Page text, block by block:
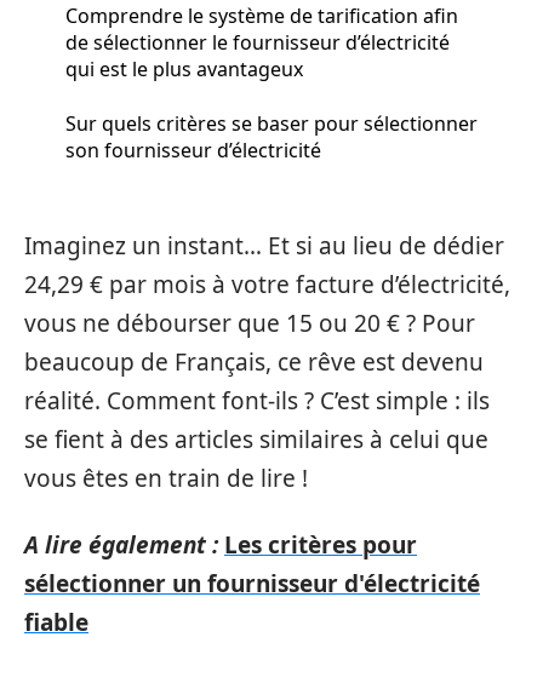
Comprendre le système de tarification afin
de sélectionner le fournisseur d’électricité
qui est le plus avantageux
Sur quels critères se baser pour sélectionner
son fournisseur d’électricité
Imaginez un instant… Et si au lieu de dédier
24,29 € par mois à votre facture d’électricité,
vous ne débourser que 15 ou 20 € ? Pour
beaucoup de Français, ce rêve est devenu
réalité. Comment font-ils ? C’est simple : ils
se fient à des articles similaires à celui que
vous êtes en train de lire !
A lire également : Les critères pour
sélectionner un fournisseur d'électricité
fiable